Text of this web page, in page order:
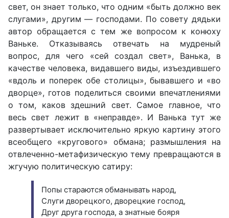
свет, он знает только, что одним «быть должно век
слугами», другим — господами. По совету дядьки
автор обращается с тем же вопросом к конюху
Ваньке. Отказываясь отвечать на мудреный
вопрос, для чего «сей создал свет», Ванька, в
качестве человека, видавшего виды, изъездившего
«вдоль и поперек обе столицы», бывавшего и «во
дворце», готов поделиться своими впечатлениями
о том, каков здешний свет. Самое главное, что
весь свет лежит в «неправде». И Ванька тут же
развертывает исключительно яркую картину этого
всеобщего «кругового» обмана; размышления на
отвлеченно-метафизическую тему превращаются в
жгучую политическую сатиру:
Попы стараются обманывать народ,
Слуги дворецкого, дворецкие господ,
Друг друга господа, а знатные бояря